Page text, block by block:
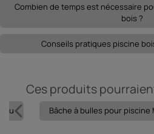
Combien de temps est nécessaire
bois ?
Conseils pratiques piscine
Ces produits
Bâche à bulles pour piscine